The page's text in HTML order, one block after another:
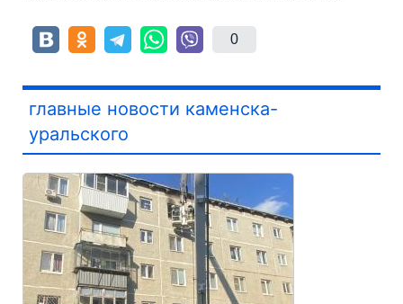
0
главные новости каменска-
уральского